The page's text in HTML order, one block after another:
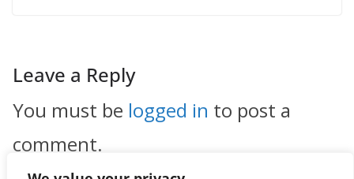
Leave a Reply
You must be logged in to post a
comment.